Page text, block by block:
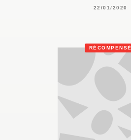
22/01/2020
RÉCOMPENSÉ